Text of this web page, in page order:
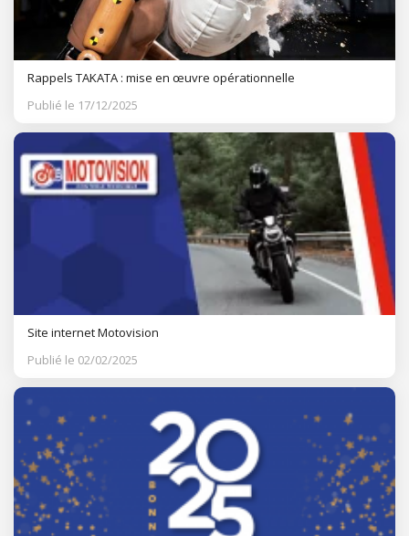
Rappels TAKATA : mise en œuvre opérationnelle
Publié le 17/12/2025
Site internet Motovision
Publié le 02/02/2025